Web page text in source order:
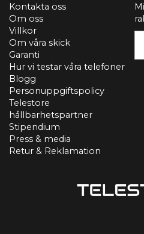
Kontakta oss
Om oss
Villkor
Om våra skick
Garanti
Hur vi testar våra telefoner
Blogg
Personuppgiftspolicy
Telestore
hållbarhetspartner
Stipendium
Press & media
Retur & Reklamation